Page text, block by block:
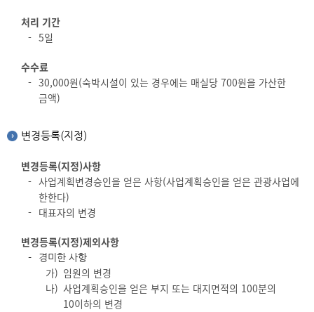
처리 기간
5일
수수료
30,000원(숙박시설이 있는 경우에는 매실당 700원을 가산한
금액)
변경등록(지정)
변경등록(지정)사항
사업계획변경승인을 얻은 사항(사업계획승인을 얻은 관광사업에
한한다)
대표자의 변경
변경등록(지정)제외사항
경미한 사항
가) 임원의 변경
나) 사업계획승인을 얻은 부지 또는 대지면적의 100분의
10이하의 변경